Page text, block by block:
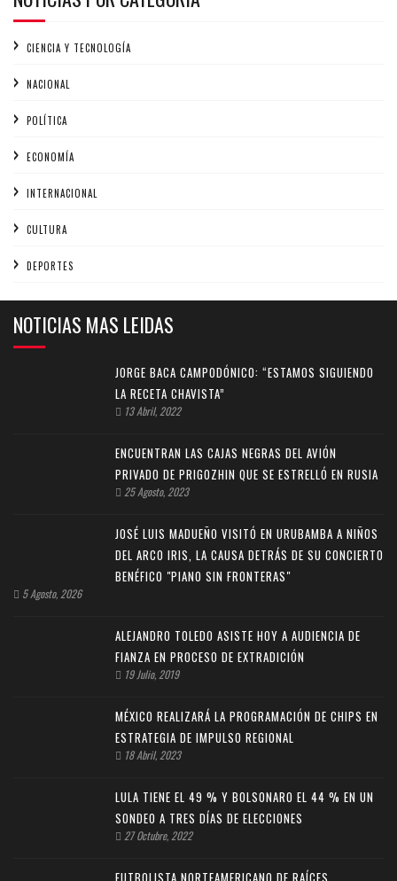
CIENCIA Y TECNOLOGÍA
NACIONAL
POLÍTICA
ECONOMÍA
INTERNACIONAL
CULTURA
DEPORTES
NOTICIAS MAS LEIDAS
JORGE BACA CAMPODÓNICO: “ESTAMOS SIGUIENDO
LA RECETA CHAVISTA”
13 Abril, 2022
ENCUENTRAN LAS CAJAS NEGRAS DEL AVIÓN
PRIVADO DE PRIGOZHIN QUE SE ESTRELLÓ EN RUSIA
25 Agosto, 2023
JOSÉ LUIS MADUEÑO VISITÓ EN URUBAMBA A NIÑOS
DEL ARCO IRIS, LA CAUSA DETRÁS DE SU CONCIERTO
BENÉFICO "PIANO SIN FRONTERAS"
5 Agosto, 2026
ALEJANDRO TOLEDO ASISTE HOY A AUDIENCIA DE
FIANZA EN PROCESO DE EXTRADICIÓN
19 Julio, 2019
MÉXICO REALIZARÁ LA PROGRAMACIÓN DE CHIPS EN
ESTRATEGIA DE IMPULSO REGIONAL
18 Abril, 2023
LULA TIENE EL 49 % Y BOLSONARO EL 44 % EN UN
SONDEO A TRES DÍAS DE ELECCIONES
27 Octubre, 2022